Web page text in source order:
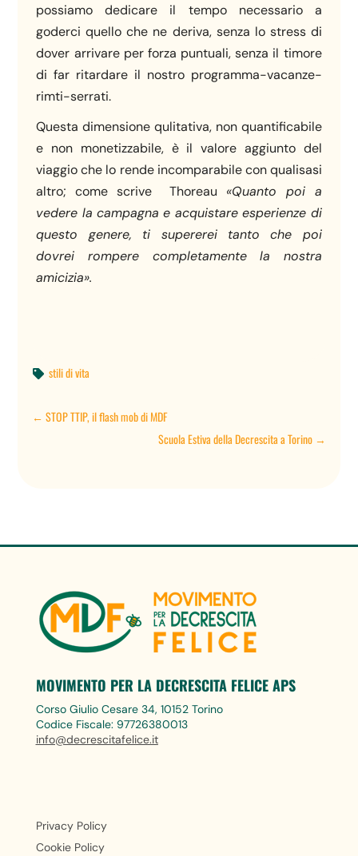
possiamo dedicare il tempo necessario a
goderci quello che ne deriva, senza lo stress di
dover arrivare per forza puntuali, senza il timore
di far ritardare il nostro programma-vacanze-
rimti-serrati.
Questa dimensione qulitativa, non quantificabile
e non monetizzabile, è il valore aggiunto del
viaggio che lo rende incomparabile con qualisasi
altro; come scrive Thoreau «Quanto poi a
vedere la campagna e acquistare esperienze di
questo genere, ti supererei tanto che poi
dovrei rompere completamente la nostra
amicizia».
 stili di vita
←STOP TTIP, il flash mob di MDF
Scuola Estiva della Decrescita a Torino→
MOVIMENTO PER LA DECRESCITA FELICE APS
Corso Giulio Cesare 34, 10152 Torino
Codice Fiscale: 97726380013
info@decrescitafelice.it
Privacy Policy
Cookie Policy